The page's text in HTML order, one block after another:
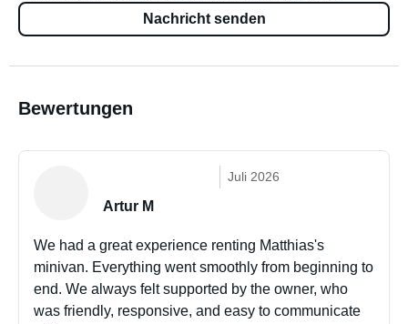
Nachricht senden
Bewertungen
Juli 2026
Artur M
We had a great experience renting Matthias's
minivan. Everything went smoothly from beginning to
end. We always felt supported by the owner, who
was friendly, responsive, and easy to communicate